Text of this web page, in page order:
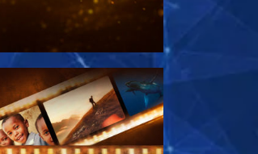
ESPLORA LE SERIE